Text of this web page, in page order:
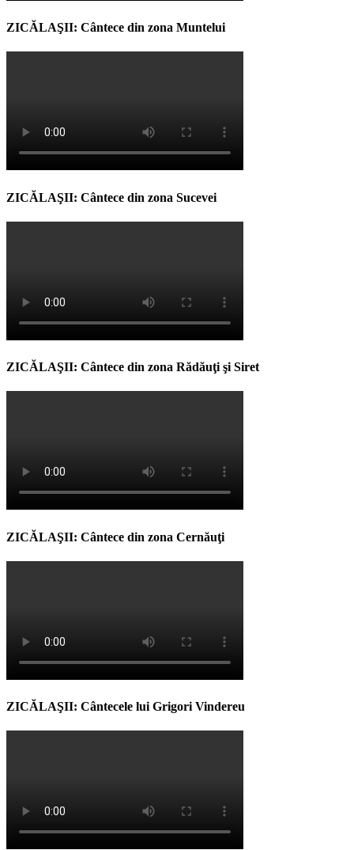
ZICĂLAŞII: Cântece din zona Muntelui
ZICĂLAŞII: Cântece din zona Sucevei
ZICĂLAŞII: Cântece din zona Rădăuţi şi Siret
ZICĂLAŞII: Cântece din zona Cernăuţi
ZICĂLAŞII: Cântecele lui Grigori Vindereu